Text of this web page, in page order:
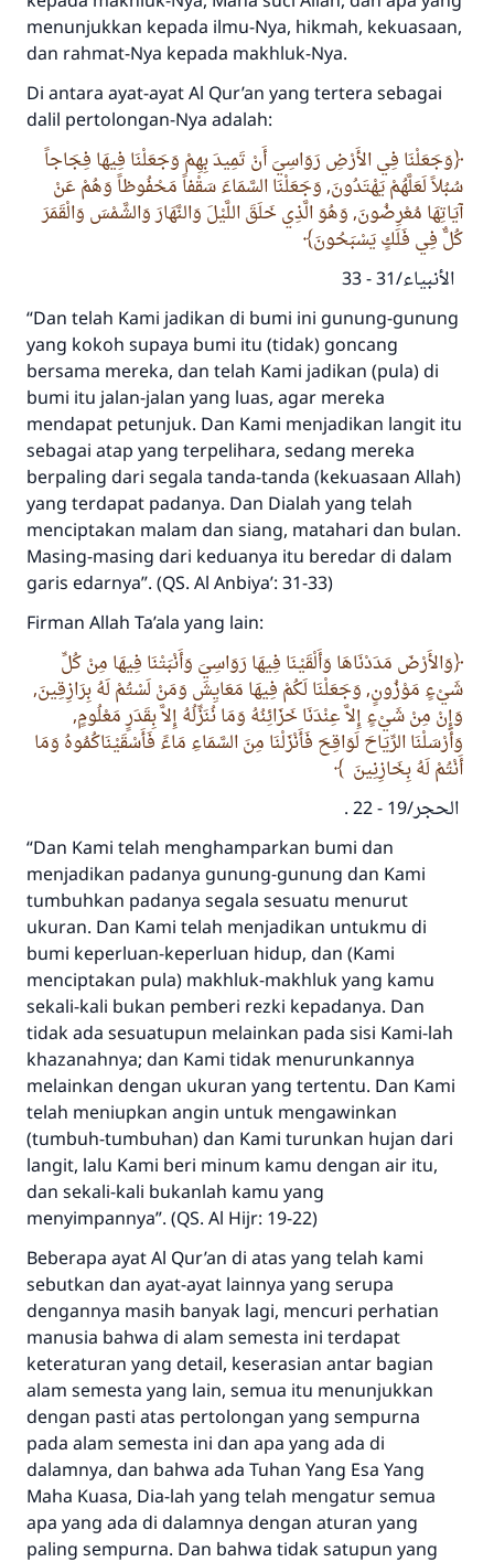
menunjukkan kepada ilmu-Nya, hikmah, kekuasaan,
dan rahmat-Nya kepada makhluk-Nya.
Di antara ayat-ayat Al Qur’an yang tertera sebagai
dalil pertolongan-Nya adalah:
وَجَعَلْنَا فِي الأَرْضِ رَوَاسِيَ أَنْ تَمِيدَ بِهِمْ وَجَعَلْنَا فِيهَا فِجَاجاً
سُبُلاً لَعَلَّهُمْ يَهْتَدُونَ, وَجَعَلْنَا السَّمَاءَ سَقْفاً مَحْفُوظاً وَهُمْ عَنْ
آيَاتِهَا مُعْرِضُونَ, وَهُوَ الَّذِي خَلَقَ اللَّيْلَ وَالنَّهَارَ وَالشَّمْسَ وَالْقَمَرَ
كُلٌّ فِي فَلَكٍ يَسْبَحُونَ
الأنبياء/31 - 33
“Dan telah Kami jadikan di bumi ini gunung-gunung
yang kokoh supaya bumi itu (tidak) goncang
bersama mereka, dan telah Kami jadikan (pula) di
bumi itu jalan-jalan yang luas, agar mereka
mendapat petunjuk. Dan Kami menjadikan langit itu
sebagai atap yang terpelihara, sedang mereka
berpaling dari segala tanda-tanda (kekuasaan Allah)
yang terdapat padanya. Dan Dialah yang telah
menciptakan malam dan siang, matahari dan bulan.
Masing-masing dari keduanya itu beredar di dalam
garis edarnya”. (QS. Al Anbiya’: 31-33)
Firman Allah Ta’ala yang lain:
وَالأَرْضَ مَدَدْنَاهَا وَأَلْقَيْنَا فِيهَا رَوَاسِيَ وَأَنْبَتْنَا فِيهَا مِنْ كُلِّ
شَيْءٍ مَوْزُونٍ, وَجَعَلْنَا لَكُمْ فِيهَا مَعَايِشَ وَمَنْ لَسْتُمْ لَهُ بِرَازِقِينَ,
وَإِنْ مِنْ شَيْءٍ إِلاَّ عِنْدَنَا خَزَائِنُهُ وَمَا نُنَزِّلُهُ إِلاَّ بِقَدَرٍ مَعْلُومٍ,
وَأَرْسَلْنَا الرِّيَاحَ لَوَاقِحَ فَأَنْزَلْنَا مِنَ السَّمَاءِ مَاءً فَأَسْقَيْنَاكُمُوهُ وَمَا
أَنْتُمْ لَهُ بِخَازِنِينَ
الحجر/19 - 22 .
“Dan Kami telah menghamparkan bumi dan
menjadikan padanya gunung-gunung dan Kami
tumbuhkan padanya segala sesuatu menurut
ukuran. Dan Kami telah menjadikan untukmu di
bumi keperluan-keperluan hidup, dan (Kami
menciptakan pula) makhluk-makhluk yang kamu
sekali-kali bukan pemberi rezki kepadanya. Dan
tidak ada sesuatupun melainkan pada sisi Kami-lah
khazanahnya; dan Kami tidak menurunkannya
melainkan dengan ukuran yang tertentu. Dan Kami
telah meniupkan angin untuk mengawinkan
(tumbuh-tumbuhan) dan Kami turunkan hujan dari
langit, lalu Kami beri minum kamu dengan air itu,
dan sekali-kali bukanlah kamu yang
menyimpannya”. (QS. Al Hijr: 19-22)
Beberapa ayat Al Qur’an di atas yang telah kami
sebutkan dan ayat-ayat lainnya yang serupa
dengannya masih banyak lagi, mencuri perhatian
manusia bahwa di alam semesta ini terdapat
keteraturan yang detail, keserasian antar bagian
alam semesta yang lain, semua itu menunjukkan
dengan pasti atas pertolongan yang sempurna
pada alam semesta ini dan apa yang ada di
dalamnya, dan bahwa ada Tuhan Yang Esa Yang
Maha Kuasa, Dia-lah yang telah mengatur semua
apa yang ada di dalamnya dengan aturan yang
paling sempurna. Dan bahwa tidak satupun yang
Jawaban no. 110845
menyelamatkan pernikahan.
Bantu kami dalam memberikan jawaban untuk umat
Rasulullah ﷺ bersabda
"Siapa yang menunjukkan suatu kebaikan,
meka dia akan mendapatkan pahala yang
sama dengan orang yang melakukannya"
MUSLIM, 1893
Saham